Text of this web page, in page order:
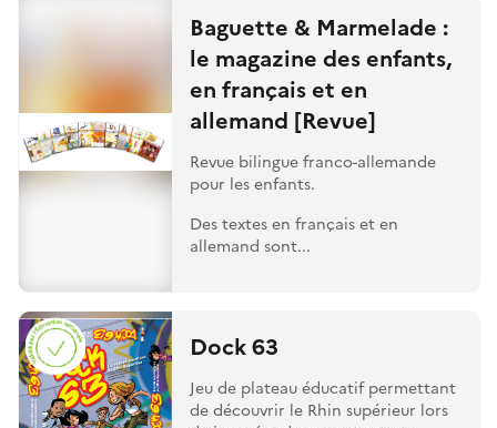
Baguette & Marmelade :
le magazine des enfants,
en français et en
allemand [Revue]
Revue bilingue franco-allemande
pour les enfants.
Des textes en français et en
allemand sont...
Dock 63
Jeu de plateau éducatif permettant
de découvrir le Rhin supérieur lors